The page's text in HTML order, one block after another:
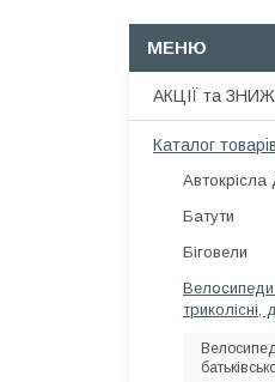
АКЦІЇ та
Каталог товарів
Автокрісла
Батути
Біговели
Велосипеди
триколісні,